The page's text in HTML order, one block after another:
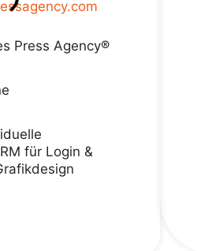
Press Agency®
für Login &